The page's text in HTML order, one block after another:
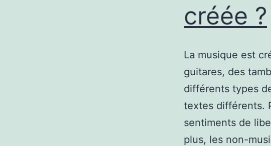
créée ?
La musique est
guitares, des
différents types
textes différents.
sentiments de
plus, les non-